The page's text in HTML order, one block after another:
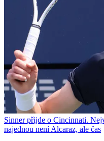
Sinner přijde o Cincinnati.
najednou není Alcaraz, ale čas